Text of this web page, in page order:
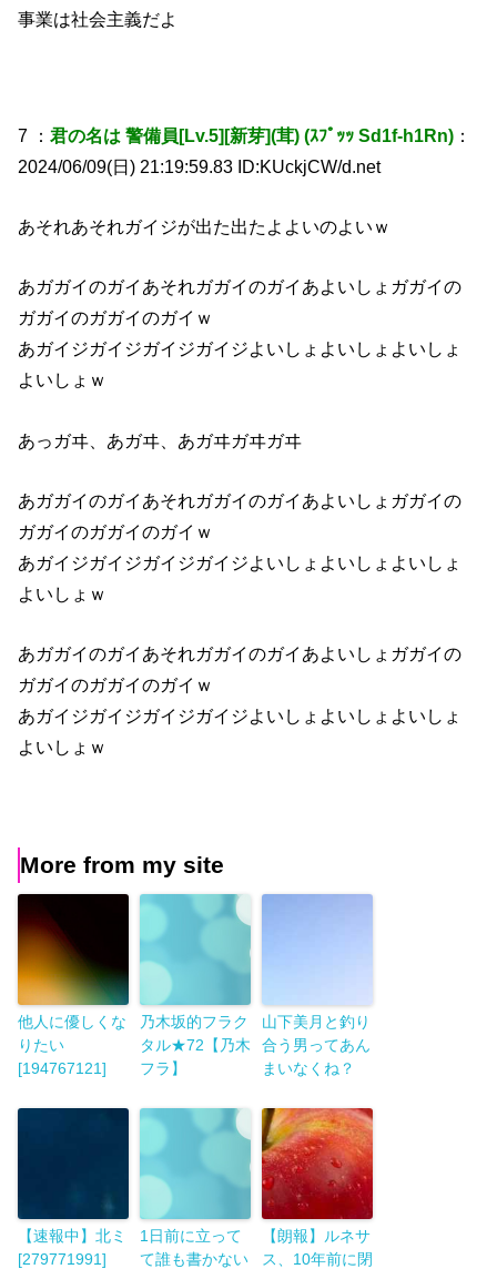
事業は社会主義だよ
7 ：君の名は 警備員[Lv.5][新芽](茸) (ｽﾌﾟｯｯ Sd1f-h1Rn) ：
2024/06/09(日) 21:19:59.83 ID:KUckjCW/d.net
あそれあそれガイジが出た出たよよいのよいｗ
あガガイのガイあそれガガイのガイあよいしょガガイの
ガガイのガガイのガイｗ
あガイジガイジガイジガイジよいしょよいしょよいしょ
よいしょｗ
あっガヰ、あガヰ、あガヰガヰガヰ
あガガイのガイあそれガガイのガイあよいしょガガイの
ガガイのガガイのガイｗ
あガイジガイジガイジガイジよいしょよいしょよいしょ
よいしょｗ
あガガイのガイあそれガガイのガイあよいしょガガイの
ガガイのガガイのガイｗ
あガイジガイジガイジガイジよいしょよいしょよいしょ
よいしょｗ
More from my site
他人に優しくな
りたい
[194767121]
乃木坂的フラク
タル★72【乃木
フラ】
山下美月と釣り
合う男ってあん
まいなくね？
【速報中】北ミ
[279771991]
1日前に立って
て誰も書かない
【朗報】ルネサ
ス、10年前に閉